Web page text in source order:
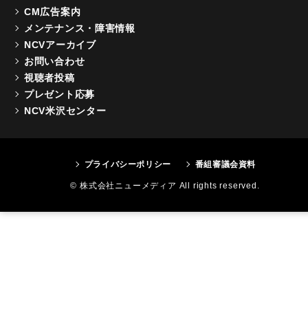
CM広告案内
メンテナンス・障害情報
NCVアーカイブ
お問い合わせ
視聴者投稿
プレゼント応募
NCV米沢センター
プライバシーポリシー 番組審議会資料
© 株式会社ニューメディア All rights reserved.